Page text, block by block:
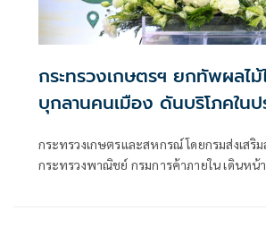
กระทรวงเกษตรฯ ยกทัพผลไ
บุกลานคนเมือง ดันบริโภคในประเทศ ปัก
กระทรวงเกษตรและสหกรณ์ โดยกรมส่งเสริ
กระทรวงพาณิชย์ กรมการค้าภายใน เดินหน้